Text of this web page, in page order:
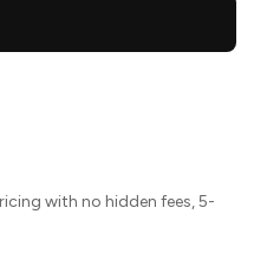
with no hidden fees, 5-